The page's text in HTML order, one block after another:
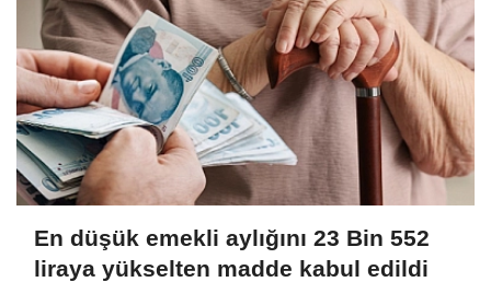
En düşük emekli aylığını 23 Bin 552
liraya yükselten madde kabul edildi